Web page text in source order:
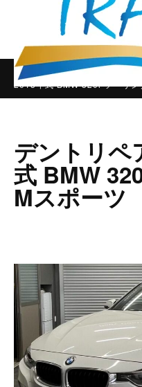
株式会社トロイメ【TRÄUME】
2013年式 BMW 320i ツーリン
デントリペ
式 BMW
Mスポーツ